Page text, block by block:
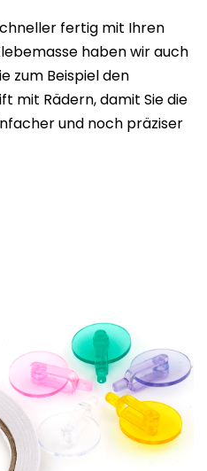
fertig mit Ihren
haben wir auch
zum Beispiel den
mit Rädern, damit Sie die
und noch präziser